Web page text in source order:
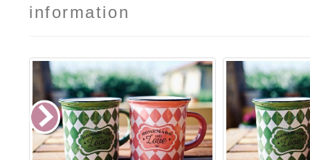
information